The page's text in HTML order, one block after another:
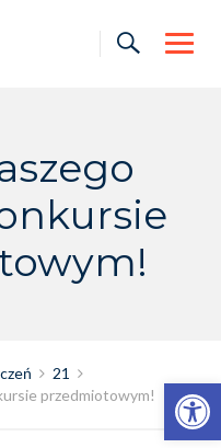
Otwórz pasek narzędzi
21
przedmiotowym!